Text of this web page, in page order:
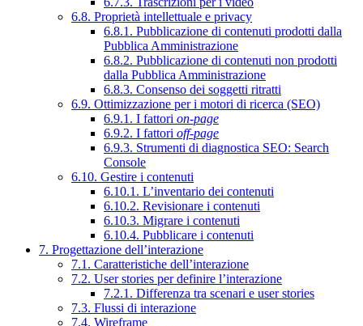
6.8. Proprietà intellettuale e privacy
6.8.1. Pubblicazione di contenuti prodotti dalla
Pubblica Amministrazione
6.8.2. Pubblicazione di contenuti non prodotti
dalla Pubblica Amministrazione
6.8.3. Consenso dei soggetti ritratti
6.9. Ottimizzazione per i motori di ricerca (SEO)
6.9.1. I fattori on-page
6.9.2. I fattori off-page
6.9.3. Strumenti di diagnostica SEO: Search
Console
6.10. Gestire i contenuti
6.10.1. L’inventario dei contenuti
6.10.2. Revisionare i contenuti
6.10.3. Migrare i contenuti
6.10.4. Pubblicare i contenuti
7. Progettazione dell’interazione
7.1. Caratteristiche dell’interazione
7.2. User stories per definire l’interazione
7.2.1. Differenza tra scenari e user stories
7.3. Flussi di interazione
7.4. Wireframe